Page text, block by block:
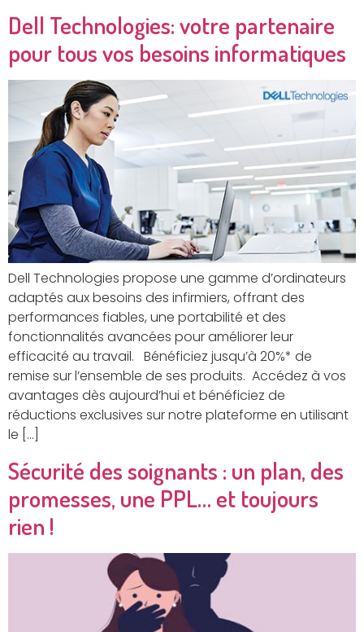
Dell Technologies: votre partenaire
pour tous vos besoins informatiques
Dell Technologies propose une gamme d’ordinateurs
adaptés aux besoins des infirmiers, offrant des
performances fiables, une portabilité et des
fonctionnalités avancées pour améliorer leur
efficacité au travail. Bénéficiez jusqu’à 20%* de
remise sur l’ensemble de ses produits. Accédez à vos
avantages dès aujourd’hui et bénéficiez de
réductions exclusives sur notre plateforme en utilisant
le […]
Sécurité des soignants : un plan, des
promesses, une PPL… et toujours
rien !